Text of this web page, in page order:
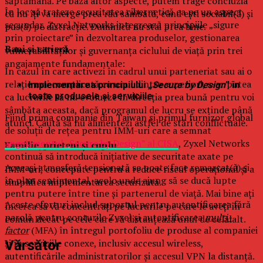
că nu îţi va merge prea rău sâmbătă, când eşti sociabil(ă) şi
pus(ă) pe distracţie. Duminică nu stai prea bine.
Bani şi carieră
În cazul în care activezi în cadrul unui parteneriat sau ai o
relaţie mai complicată cu unul dintre superiori, s-ar putea
ca lucrurile să nu evolueze în direcţia prea bună pentru voi
sâmbăta aceasta, dacă programul de lucru se extinde până
atunci. Caută să nu alimentezi astfel de stări conflictuale.
Familie, prieteni şi cuplu
Aceeaşi atmosferă tensionată se poate face remarcat(ă) şi
în plan sentimental, acolo unde ajung să se ducă lupte
pentru putere între tine şi partenerul de viaţă. Mai bine aţi
încerca să vă concentraţi pe lucrurile pe care le aveţi în
comun decât pe cele care vă distanţează unul de celălalt.
Vărsător
În loc să trateze securitatea cibernetică ca pe un aspect
secundar, Zyxel Networks integrează principiile „sigure
prin proiectare” în dezvoltarea produselor, gestionarea
vulnerabilităților și guvernanța ciclului de viață prin trei
angajamente fundamentale:
Implementarea principiului „Secure by Design” în
toate produsele și serviciile
Fiind prima companie din Taiwan și primul furnizor global
de soluții de rețea pentru IMM-uri care a semnat
angajamentul „Secure by Design” al CISA, Zyxel Networks
continuă să introducă inițiative de securitate axate pe
IMM-uri, concepute pentru a reduce riscul operațional și a
simplifica implementarea securizată.
Aceste eforturi includ suportul pentru autentificarea fără
parolă pentru conturile Zyxel și autentificareamulti-
factor(MFA) în întregul portofoliu de produse al companiei
și în serviciile conexe, inclusiv accesul wireless,
autentificările administratorilor și accesul VPN la distanță.